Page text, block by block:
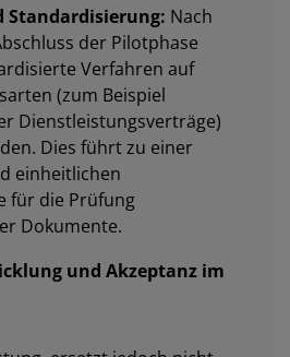
Standardisierung: Nach
der Pilotphase
Verfahren auf
(zum Beispiel
Dienstleistungsverträge)
Dies führt zu einer
einheitlichen
für die Prüfung
Dokumente.
und Akzeptanz im